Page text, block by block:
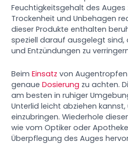
Feuchtigkeitsgehalt des Auges
Trockenheit und Unbehagen
dieser Produkte enthalten
speziell darauf ausgelegt
und Entzündungen zu
BeimEinsatz von
genaueDosierung zu achten.
am besten in ruhiger
Unterlid leicht abziehen
einzubringen. Wiederhole
wie vom Optiker oder
Überpflegung des Auges